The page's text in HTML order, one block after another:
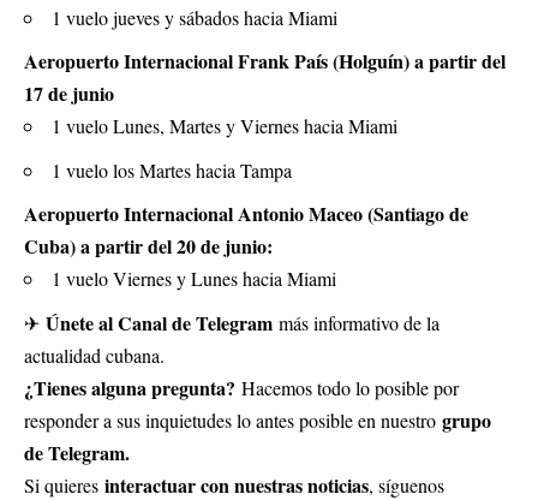
1 vuelo jueves y sábados hacia Miami
Aeropuerto Internacional Frank País (Holguín) a partir del
17 de junio
1 vuelo Lunes, Martes y Viernes hacia Miami
1 vuelo los Martes hacia Tampa
Aeropuerto Internacional Antonio Maceo (Santiago de
Cuba) a partir del 20 de junio:
1 vuelo Viernes y Lunes hacia Miami
✈ Únete al Canal de Telegram más informativo de la
actualidad cubana.
¿Tienes alguna pregunta? Hacemos todo lo posible por
responder a sus inquietudes lo antes posible en nuestro grupo
de Telegram.
Si quieres interactuar con nuestras noticias, síguenos